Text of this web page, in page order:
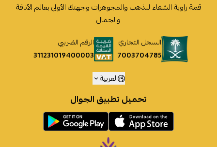
قمة زاوية الشفاء للذهب والمجوهرات وجهتك الأولى بعالم الأناقة
والجمال
السجل التجاري
7003704785
الرقم الضريبي
311231019400003
العربية
تحميل تطبيق الجوال